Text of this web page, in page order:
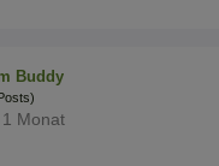
Buddy
Monat